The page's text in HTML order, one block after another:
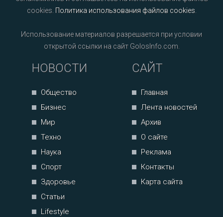
cookies. Политика использования файлов cookies
Использование материалов разрешается при условии
открытой ссылки на сайт GolosInfo.com.
НОВОСТИ
Общество
Бизнес
Мир
Техно
Наука
Спорт
Здоровье
Статьи
Lifestyle
САЙТ
Главная
Лента новостей
Архив
О сайте
Реклама
Контакты
Карта сайта